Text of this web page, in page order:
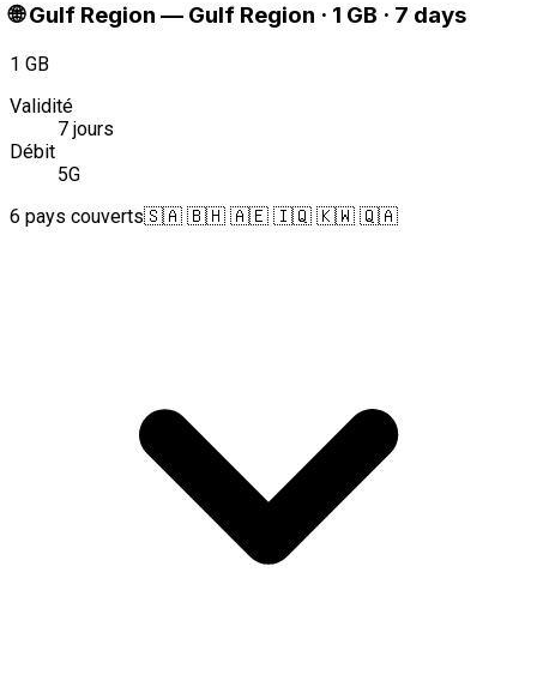
🌐 Gulf Region — Gulf Region · 1 GB · 7 days
1 GB
Validité
7 jours
Débit
5G
6 pays couverts🇸🇦 🇧🇭 🇦🇪 🇮🇶 🇰🇼 🇶🇦